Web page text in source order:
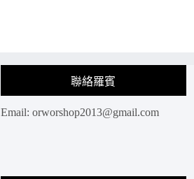
聯絡羅賓
Email: orworshop2013@gmail.com